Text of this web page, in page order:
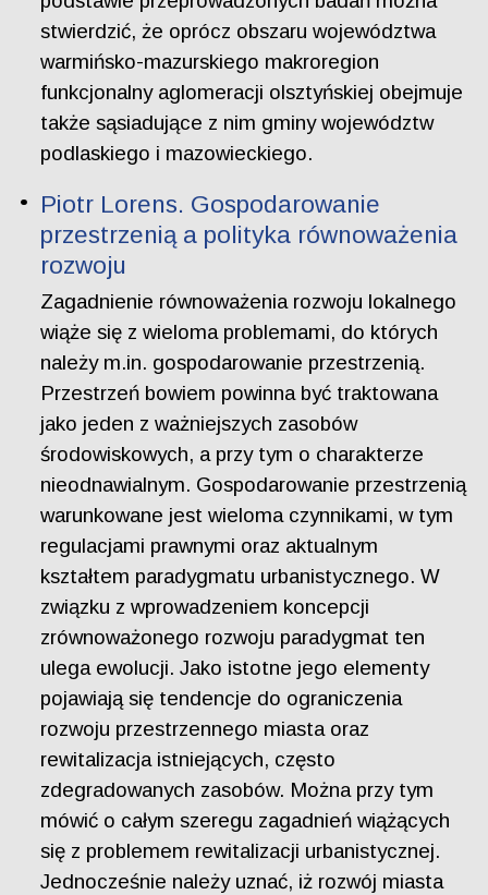
stwierdzić, że oprócz obszaru województwa
warmińsko-mazurskiego makroregion
funkcjonalny aglomeracji olsztyńskiej obejmuje
także sąsiadujące z nim gminy województw
podlaskiego i mazowieckiego.
Piotr Lorens. Gospodarowanie
przestrzenią a polityka równoważenia
rozwoju
Zagadnienie równoważenia rozwoju lokalnego
wiąże się z wieloma problemami, do których
należy m.in. gospodarowanie przestrzenią.
Przestrzeń bowiem powinna być traktowana
jako jeden z ważniejszych zasobów
środowiskowych, a przy tym o charakterze
nieodnawialnym. Gospodarowanie przestrzenią
warunkowane jest wieloma czynnikami, w tym
regulacjami prawnymi oraz aktualnym
kształtem paradygmatu urbanistycznego. W
związku z wprowadzeniem koncepcji
zrównoważonego rozwoju paradygmat ten
ulega ewolucji. Jako istotne jego elementy
pojawiają się tendencje do ograniczenia
rozwoju przestrzennego miasta oraz
rewitalizacja istniejących, często
zdegradowanych zasobów. Można przy tym
mówić o całym szeregu zagadnień wiążących
się z problemem rewitalizacji urbanistycznej.
Jednocześnie należy uznać, iż rozwój miasta